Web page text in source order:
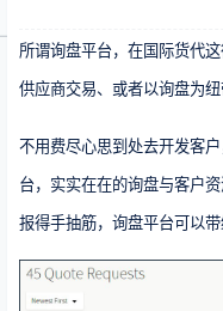
所谓询盘平台，在国际货代
供应商交易、或者以询盘为
不用费尽心思到处去开发客
台，实实在在的询盘与客户
报得手抽筋，询盘平台可以带